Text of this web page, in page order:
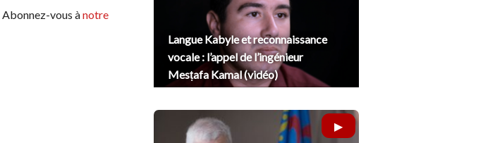
Abonnez-vous ànotre
Langue Kabyle et reconnaissance
vocale : l’appel de l’ingénieur
Mesṭafa Kamal (vidéo)